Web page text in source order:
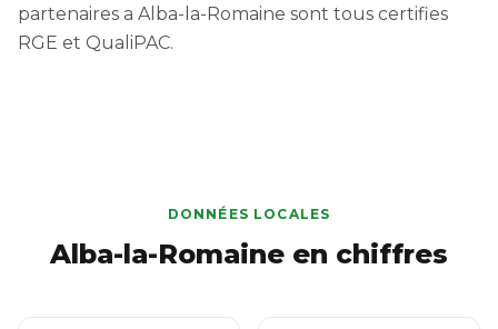
partenaires a Alba-la-Romaine sont tous certifies
RGE et QualiPAC.
DONNÉES LOCALES
Alba-la-Romaine en chiffres